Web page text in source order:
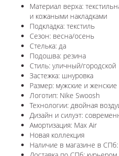
Материал верха:
и кожаными накладками
Подкладка: текстиль
Сезон: весна/осень
Стелька: да
Подошва: резина
Стиль: уличный/городской
Застежка: шнуровка
Размер: мужские и женские
Логотип: Nike Swoosh
Технологии: двойная
Дизайн и силуэт:
Амортизация: Max Air
Новая коллекция
Наличие в магазине в СПб: